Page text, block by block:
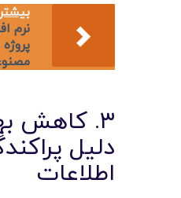
نرم
۳. کاهش
دلیل
اطلاعات